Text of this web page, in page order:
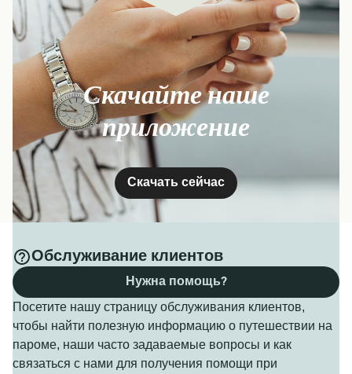
Скачайте наше
приложение
Скачать сейчас
Обслуживание клиентов
Посетите нашу страницу обслуживания клиентов,
чтобы найти полезную информацию о путешествии на
пароме, наши часто задаваемые вопросы и как
связаться с нами для получения помощи при
Нужна помощь?